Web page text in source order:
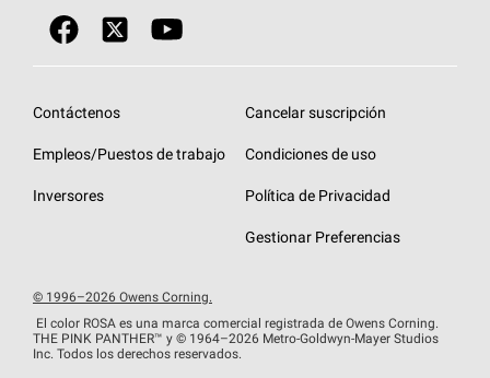
Tecnología SureNail®
Garantías de techos
Únase a la red de contratistas de techos
Diseño en el techo
Eventos para contratistas
Encuentre una tienda o encuentre un
Financiamiento de techos
Contáctenos
Empleos/Puestos de trabajo
Inversores
Cancelar suscripción
Condiciones de uso
Política de Privacidad
Gestionar Preferencias
© 1996–2026 Owens Corning.
El color ROSA es una marca comercial registrada de Owens Corning.
THE PINK PANTHER™ y © 1964–2026 Metro-Goldwyn-Mayer Studios
Inc. Todos los derechos reservados.